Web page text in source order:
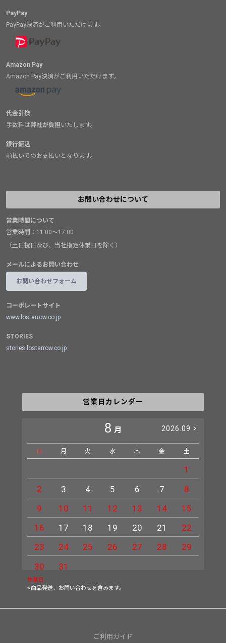
PayPay
PayPay決済がご利用いただけます。
Amazon Pay
Amazon Pay決済がご利用いただけます。
代金引換
手数料は弊社が負担いたします。
銀行振込
前払いでのお支払いとなります。
お問い合わせについて
営業時間について
営業時間：11:00～17:00
（土日祝日及び、当社指定休業日を除く）
メールによるお問い合わせ
お問い合わせフォーム
コーポレートサイト
www.lostarrow.co.jp
STORIES
stories.lostarrow.co.jp
営業日カレンダー
8 月 2026.09
日 月 火 水 木 金 土
1
2
3 4 5 6 7
8
9
10 11 12 13 14
15
16
17 18 19 20 21
22
23
24 25 26 27 28
29
30
31
休業日
※商品発送、お問い合わせを含みます。
ご利用ガイド